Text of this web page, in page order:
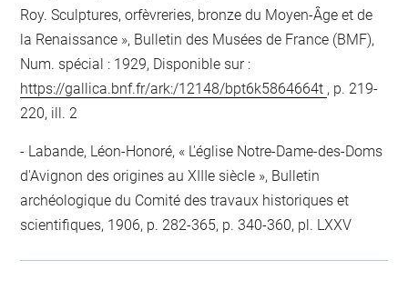
Roy. Sculptures, orfèvreries, bronze du Moyen-Âge et de
la Renaissance », Bulletin des Musées de France (BMF),
Num. spécial : 1929, Disponible sur :
https://gallica.bnf.fr/ark:/12148/bpt6k5864664t , p. 219-
220, ill. 2
Labande, Léon-Honoré, « L'église Notre-Dame-des-Doms
d'Avignon des origines au XIIIe siècle », Bulletin
archéologique du Comité des travaux historiques et
scientifiques, 1906, p. 282-365, p. 340-360, pl. LXXV